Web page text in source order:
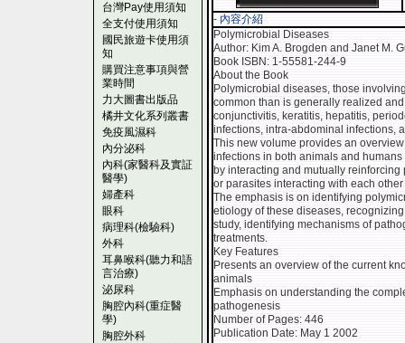
台灣Pay使用須知
全支付使用須知
國民旅遊卡使用須
知
購買注意事項與營
業時間
力大圖書出版品
橘井文化系列叢書
免疫風濕科
內分泌科
內科(家醫科及實証
醫學)
婦產科
眼科
病理科(檢驗科)
外科
耳鼻喉科(聽力和語
言治療)
泌尿科
胸腔內科(重症醫
學)
胸腔外科
- 內容介紹
Polymicrobial Diseases
Author: Kim A. Brogden and Janet M.
Book ISBN: 1-55581-244-9
About the Book
Polymicrobial diseases, those
common than is generally realized
conjunctivitis, keratitis, hepatitis,
infections, intra-abdominal infections,
This new volume provides an
infections in both animals and
by interacting and mutually
or parasites interacting with each
The emphasis is on identifying
etiology of these diseases,
study, identifying mechanisms of
treatments.
Key Features
Presents an overview of the current
animals
Emphasis on understanding the
pathogenesis
Number of Pages: 446
Publication Date: May 1 2002